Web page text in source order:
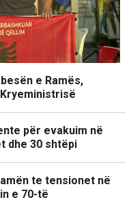
e Ramës,
për evakuim në
dhe 30 shtëpi
te tensionet në
e 70-të